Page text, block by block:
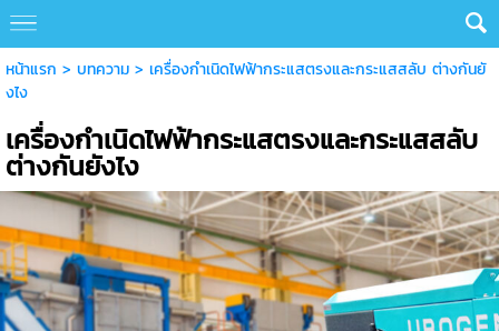
หน้าแรก > บทความ> เครื่องกำเนิดไฟฟ้ากระแสตรงและกระแสสลับ ต่างกันยั
งไง
เครื่องกำเนิดไฟฟ้ากระแสตรงและกระแสสลับ
ต่างกันยังไง